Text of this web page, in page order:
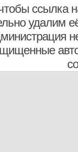
ссылка
удалим